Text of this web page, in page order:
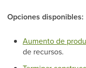
Opciones disponibles:
Aumento de
de recursos.